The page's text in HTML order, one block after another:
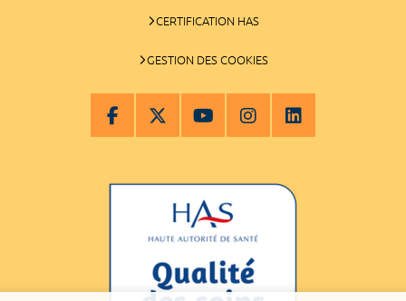
CERTIFICATION HAS
GESTION DES COOKIES